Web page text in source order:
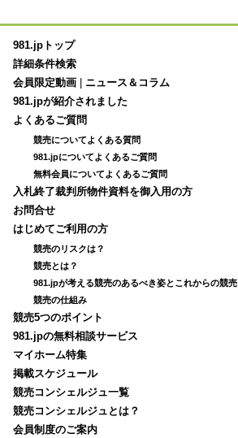
981.jpトップ
詳細条件検索
会員限定動画
ニュース＆コラム
981.jpが紹介されました
よくあるご質問
競売についてよくある質問
981.jpについてよくあるご質問
無料会員についてよくあるご質問
入札終了裁判所物件資料を御入用の方
お問合せ
はじめてご利用の方
競売のリスクは？
競売とは？
981.jpが考える競売のあるべき姿とこれからの競売
競売の仕組み
競売5つのポイント
981.jpの無料相談サービス
マイホーム特集
掲載スケジュール
競売コンシェルジュ一覧
競売コンシェルジュとは？
会員制度のご案内